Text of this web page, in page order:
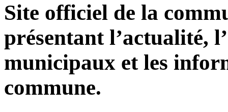
Site officiel de la
présentant l’actualité,
municipaux et les
commune.